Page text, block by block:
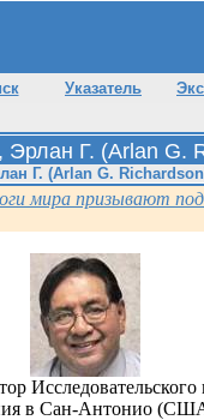
Указатель
Эрлан Г. (Arlan G.
Г. (Arlan G.
мира призывают
Исследовательского
в Сан-Антонио